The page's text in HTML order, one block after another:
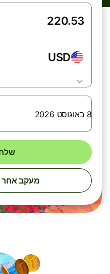
USD
8 באוגוסט 2026
מעקב אחר